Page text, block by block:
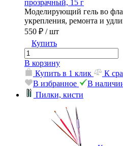
прозрачный, 15 г
Моделирующий гель во
укрепления, ремонта и
550 ₽ / шт
Купить
В корзину
Купить в 1 клик
К
В избранное
В
Пилки, кисти